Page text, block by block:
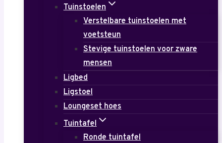
Tuinstoelen
Verstelbare tuinstoelen met
voetsteun
Stevige tuinstoelen voor zware
mensen
Ligbed
Ligstoel
Loungeset hoes
Tuintafel
Ronde tuintafel